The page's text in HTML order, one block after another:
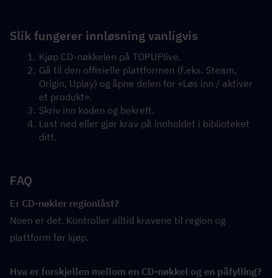
Slik fungerer innløsning vanligvis
Kjøp CD-nøkkelen på TOPUPlive.
Gå til den offisielle plattformen (f.eks. Steam,
Origin, Uplay) og åpne delen for «Løs inn / aktiver
et produkt».
Skriv inn koden og bekreft.
Last ned eller gjør krav på innholdet i biblioteket
ditt.
FAQ
Er CD-nøkler regionlåst?
Noen er det. Kontroller alltid kravene til region og
plattform før kjøp.
Hva er forskjellen mellom en CD-nøkkel og en påfylling?